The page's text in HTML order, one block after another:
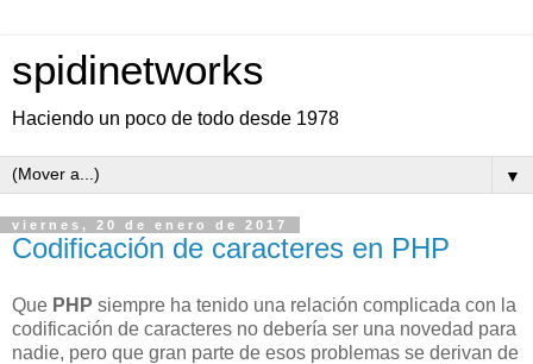
spidinetworks
Haciendo un poco de todo desde 1978
▼
viernes, 20 de enero de 2017
Codificación de caracteres en PHP
Que PHP siempre ha tenido una relación complicada con la
codificación de caracteres no debería ser una novedad para
nadie, pero que gran parte de esos problemas se derivan de